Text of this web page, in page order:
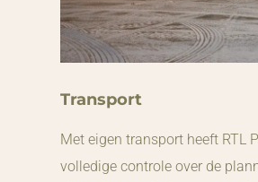
Transport
Met eigen transport heeft RTL
volledige controle over de